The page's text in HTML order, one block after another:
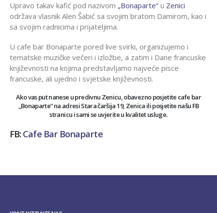
Upravo takav kafić pod nazivom „Bonaparte“ u Zenici
održava vlasnik Alen Šabić sa svojim bratom Damirom, kao i
sa svojim radnicima i prijateljima.
U cafe bar Bonaparte pored live svirki, organizujemo i
tematske muzičke večeri i izložbe, a zatim i Dane francuske
književnosti na kojima predstavljamo najveće pisce
francuske, ali ujedno i svjetske književnosti.
Ako vas put nanese u predivnu Zenicu, obavezno posjetite cafe bar
„Bonaparte“ na adresi Stara čaršija 19, Zenica ili posjetite našu FB
stranicu i sami se uvjerite u kvalitet usluge.
FB:Cafe Bar Bonaparte